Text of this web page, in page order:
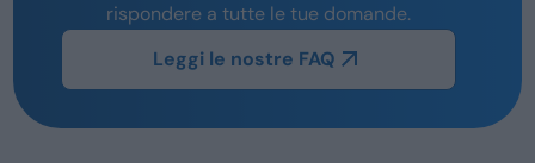
rispondere a tutte le tue domande.
Leggi le nostre FAQ